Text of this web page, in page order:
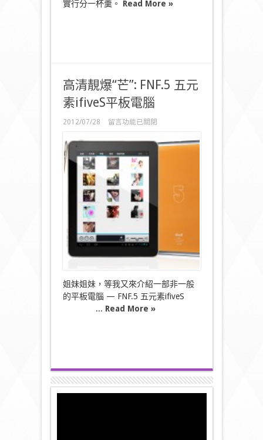
實行分一杯羹。 Read More »
高清靚爆“芒”: FNF.5 五元
素ifiveS平板電腦
2012/07/28
在
清
靚
爆
“芒”:
FNF.5
五
元
素
ifiveS
板
電
腦〉
留言功能已關閉
姐妹姐妹，等我又來介紹一部非一般
的平板電腦 — FNF.5 五元素ifiveS
... Read More »